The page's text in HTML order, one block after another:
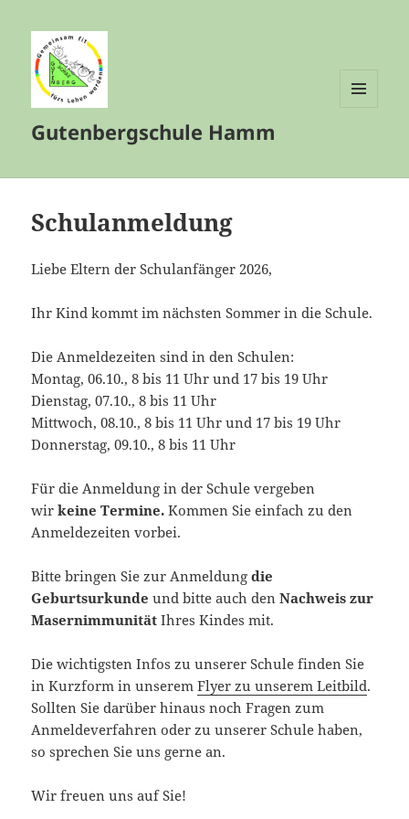
Gutenbergschule Hamm
Schulanmeldung
Liebe Eltern der Schulanfänger 2026,
Ihr Kind kommt im nächsten Sommer in die Schule.
Die Anmeldezeiten sind in den Schulen:
Montag, 06.10., 8 bis 11 Uhr und 17 bis 19 Uhr
Dienstag, 07.10., 8 bis 11 Uhr
Mittwoch, 08.10., 8 bis 11 Uhr und 17 bis 19 Uhr
Donnerstag, 09.10., 8 bis 11 Uhr
Für die Anmeldung in der Schule vergeben
wir keine Termine. Kommen Sie einfach zu den
Anmeldezeiten vorbei.
Bitte bringen Sie zur Anmeldungdie
Geburtsurkunde und bitte auch denNachweis zur
Masernimmunität Ihres Kindes mit.
Die wichtigsten Infos zu unserer Schule finden Sie
in Kurzform in unseremFlyer zu unserem Leitbild.
Sollten Sie darüber hinaus noch Fragen zum
Anmeldeverfahren oder zu unserer Schule haben,
so sprechen Sie uns gerne an.
Wir freuen uns auf Sie!